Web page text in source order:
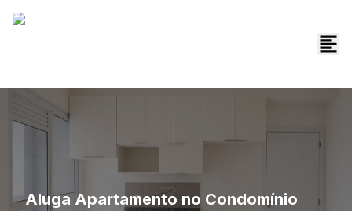
Aluga Apartamento no Condomínio